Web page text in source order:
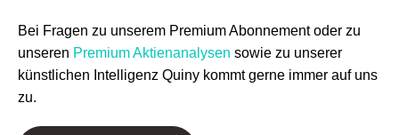
Bei Fragen zu unserem Premium Abonnement oder zu
unseren Premium Aktienanalysen sowie zu unserer
künstlichen Intelligenz Quiny kommt gerne immer auf uns
zu.